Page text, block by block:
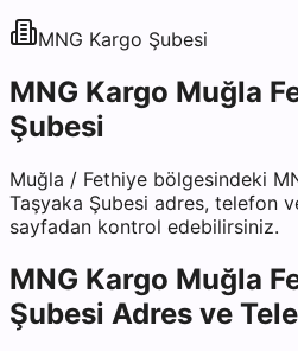
MNG Kargo Şubesi
MNG Kargo Muğla
Şubesi
Muğla / Fethiye bölgesindeki
Taşyaka Şubesi adres, telefon
sayfadan kontrol edebilirsiniz.
MNG Kargo Muğla
Şubesi Adres ve